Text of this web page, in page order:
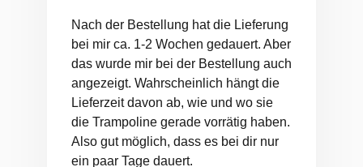
Nach der Bestellung hat die Lieferung
bei mir ca. 1-2 Wochen gedauert. Aber
das wurde mir bei der Bestellung auch
angezeigt. Wahrscheinlich hängt die
Lieferzeit davon ab, wie und wo sie
die Trampoline gerade vorrätig haben.
Also gut möglich, dass es bei dir nur
ein paar Tage dauert.